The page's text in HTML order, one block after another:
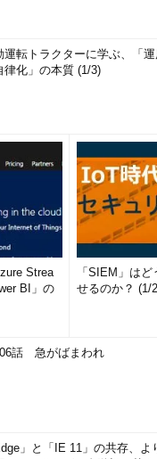
運転トラクターに学ぶ、「
律化」の本質 (1/3)
Strea
BI」の
「SIEM」は
せるのか？ (1/
話 急がばまわれ
」と「IE 11」の共存、